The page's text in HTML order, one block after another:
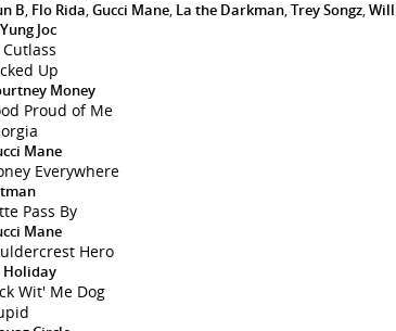
B, Flo Rida,Gucci Mane, La the Darkman,Trey Songz,
Yung Joc
Up
Money
Proud of Me
Mane
Everywhere
Pass By
Mane
Hero
Holiday
Wit' Me Dog